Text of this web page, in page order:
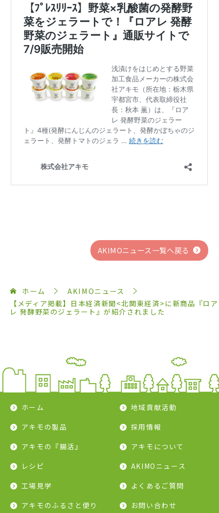
AKIMOニュース一覧へ戻る
ホーム
AKIMOニュース
【メディア掲載】日本経済新聞<北関東経済>に新商品『ロア
レ 発酵野菜のジェラート』が紹介されました
ホーム
アキモの製品
アキモの『腸活』
レシピ
工場見学
アキモのふるさと便り
地域貢献活動
採用情報
アキモについて
AKIMOニュース
よくあるご質問
お問い合わせ